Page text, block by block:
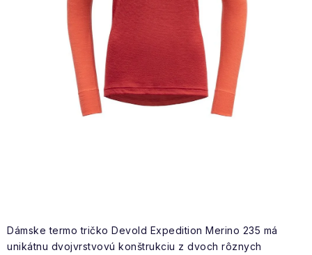
Vrátenie a výmena Doprava a platba
Blog
Moja objednávka
Dámske termo tričko Devold Expedition Merino 235 má
unikátnu dvojvrstvovú konštrukciu z dvoch rôznych